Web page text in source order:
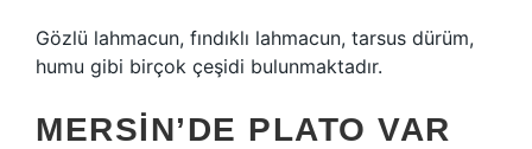
Gözlü lahmacun, fındıklı lahmacun, tarsus dürüm,
humu gibi birçok çeşidi bulunmaktadır.
MERSIN’DE PLATO VAR